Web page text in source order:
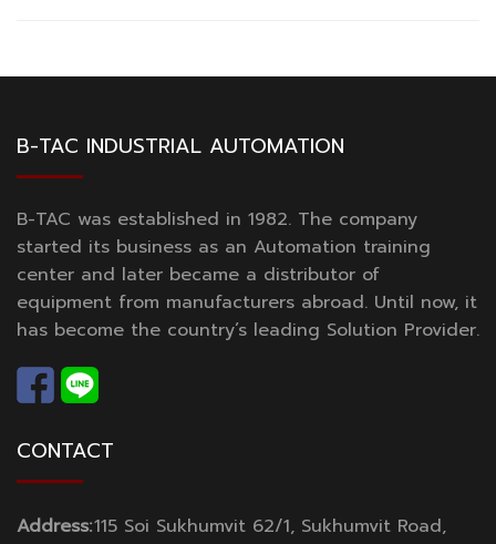
B-TAC INDUSTRIAL AUTOMATION
B-TAC was established in 1982. The company
started its business as an Automation training
center and later became a distributor of
equipment from manufacturers abroad. Until now, it
has become the country’s leading Solution Provider.
CONTACT
Address:115 Soi Sukhumvit 62/1, Sukhumvit Road,